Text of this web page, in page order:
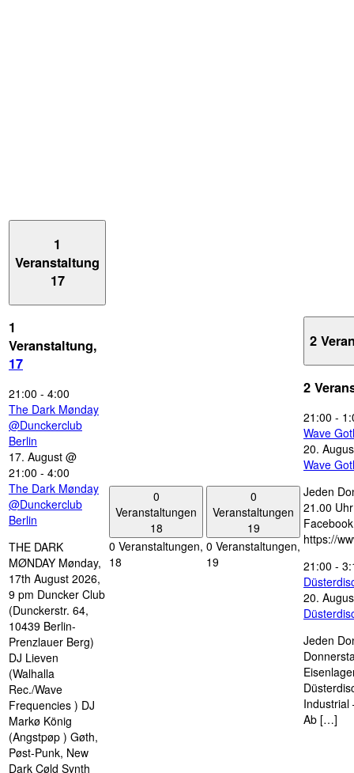
1
Veranstaltung
17
1
Veranstaltung,
17
21:00 - 4:00
The Dark Mønday
@Dunckerclub
Berlin
17. August @
21:00 - 4:00
The Dark Mønday
@Dunckerclub
Berlin
THE DARK
MØNDAY Mønday,
17th August 2026,
9 pm Duncker Club
(Dunckerstr. 64,
10439 Berlin-
Prenzlauer Berg)
DJ Lieven
(Walhalla
Rec./Wave
Frequencies ) DJ
Markø König
(Angstpøp ) Gøth,
Pøst-Punk, New
Dark Cøld Synth
0
Veranstaltungen
18
0 Veranstaltungen,
18
0
Veranstaltungen
19
0 Veranstaltungen,
19
2
2
21:00 -
Wave
20.
Wave
Jeden
21.00
https://
21:00 -
20.
Jeden
Industrial
Ab […]